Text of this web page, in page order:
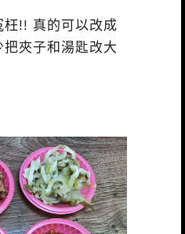
枉!! 真的可以改成
夾子和湯匙改大